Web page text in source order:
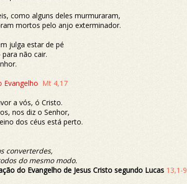
como alguns deles murmuraram,
mortos pelo anjo exterminador.
julga estar de pé
não cair.
Evangelho Mt 4,17
a vós, ó Cristo.
nos diz o Senhor,
dos céus está perto.
converterdes,
do mesmo modo.
do Evangelho de Jesus Cristo segundo Lucas 13,1-9